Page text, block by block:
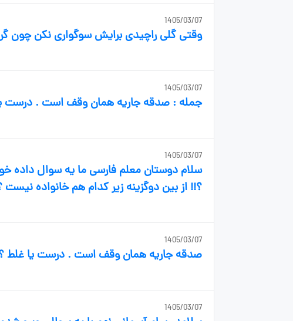
1405/03/07
وقتی گلی راچیدی برایش سوگواری نکن چون
1405/03/07
جمله : صدقه جاریه همان وقف است . درست
1405/03/07
سلام دوستان معلم فارسی ما یه سوال
؟!! از بین دوگزینه زیر کدام هم خانواده نیست ؟ ۱) صبر _ صبور _ بصیر ۲) مجری _ جریان _
1405/03/07
صدقه جاریه همان وقف است . درست یا غلط
1405/03/07